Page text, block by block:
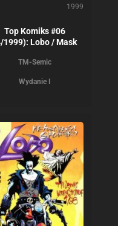
1999
Top Komiks #06
1999): Lobo / Mask
TM-Semic
Wydanie I